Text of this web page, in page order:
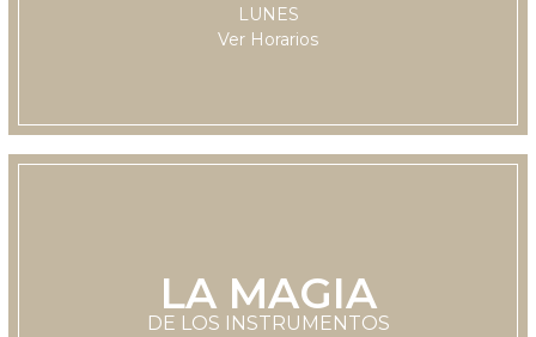
LUNES
Ver Horarios
LA MAGIA
DE LOS INSTRUMENTOS
LUNES